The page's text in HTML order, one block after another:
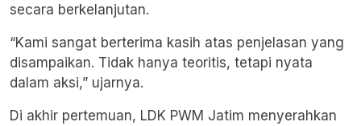
secara berkelanjutan.
“Kami sangat berterima kasih atas penjelasan yang
disampaikan. Tidak hanya teoritis, tetapi nyata
dalam aksi,” ujarnya.
Di akhir pertemuan, LDK PWM Jatim menyerahkan